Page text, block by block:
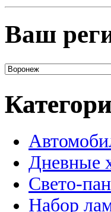
Ваш
Дневные
Свето-
Набор